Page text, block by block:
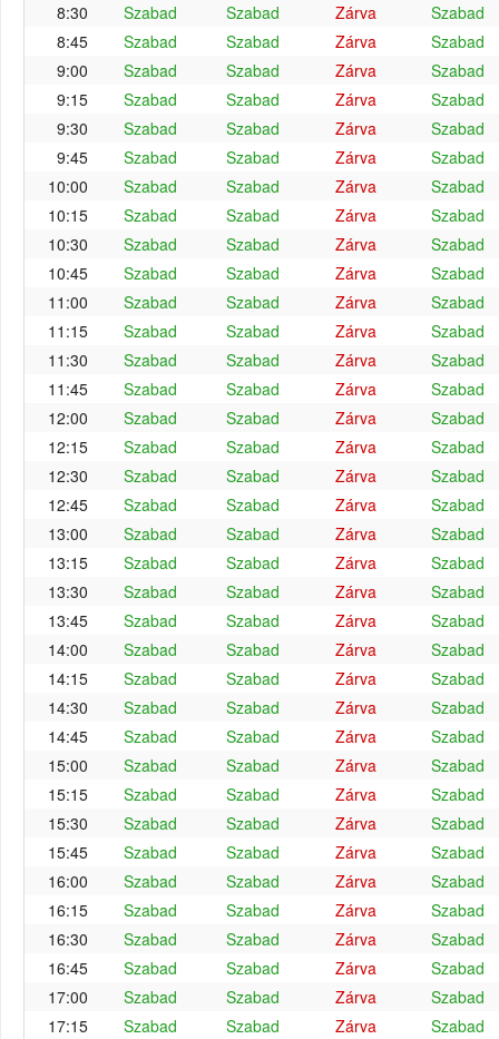
8:30
Szabad Szabad Zárva
Szabad
8:45
Szabad Szabad Zárva
Szabad
9:00
Szabad Szabad Zárva
Szabad
9:15
Szabad Szabad Zárva
Szabad
9:30
Szabad Szabad Zárva
Szabad
9:45
Szabad Szabad Zárva
Szabad
10:00
Szabad Szabad Zárva
Szabad
10:15
Szabad Szabad Zárva
Szabad
10:30
Szabad Szabad Zárva
Szabad
10:45
Szabad Szabad Zárva
Szabad
11:00
Szabad Szabad Zárva
Szabad
11:15
Szabad Szabad Zárva
Szabad
11:30
Szabad Szabad Zárva
Szabad
11:45
Szabad Szabad Zárva
Szabad
12:00
Szabad Szabad Zárva
Szabad
12:15
Szabad Szabad Zárva
Szabad
12:30
Szabad Szabad Zárva
Szabad
12:45
Szabad Szabad Zárva
Szabad
13:00
Szabad Szabad Zárva
Szabad
13:15
Szabad Szabad Zárva
Szabad
13:30
Szabad Szabad Zárva
Szabad
13:45
Szabad Szabad Zárva
Szabad
14:00
Szabad Szabad Zárva
Szabad
14:15
Szabad Szabad Zárva
Szabad
14:30
Szabad Szabad Zárva
Szabad
14:45
Szabad Szabad Zárva
Szabad
15:00
Szabad Szabad Zárva
Szabad
15:15
Szabad Szabad Zárva
Szabad
15:30
Szabad Szabad Zárva
Szabad
15:45
Szabad Szabad Zárva
Szabad
16:00
Szabad Szabad Zárva
Szabad
16:15
Szabad Szabad Zárva
Szabad
16:30
Szabad Szabad Zárva
Szabad
16:45
Szabad Szabad Zárva
Szabad
17:00
Szabad Szabad Zárva
Szabad
17:15
Szabad Szabad Zárva
Szabad